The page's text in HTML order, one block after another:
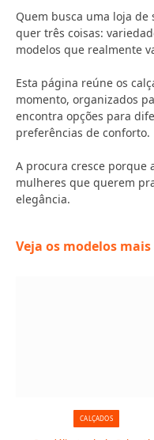
Quem busca uma loja
quer três coisas:
modelos que realmente
Esta página reúne os
momento, organizados
encontra opções para
preferências de conforto.
A procura cresce porque
mulheres que querem
elegância.
Veja os modelos
CALÇADOS